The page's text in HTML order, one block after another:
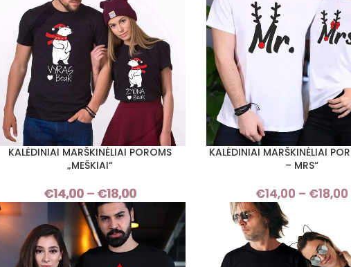
PASIRINKTI SAVYBES
KALĖDINIAI MARŠKINĖLIAI POROMS
„MEŠKIAI“
€14,00 – €18,00
range:
€14,00
through
€18,00
PASIRINKTI SAVYBES
KALĖDINIAI MARŠKINĖLIAI
– MRS“
€14,00 – €18,00